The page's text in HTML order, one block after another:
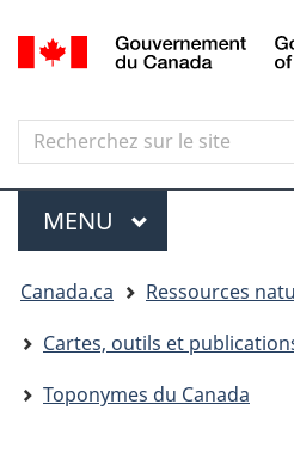
to
à
Search
Recherchez
sur
le
site
Menu
MENU PRINCIPAL
êtes
ici
Canada.ca
Ressources
Cartes, outils et
Toponymes du Canada